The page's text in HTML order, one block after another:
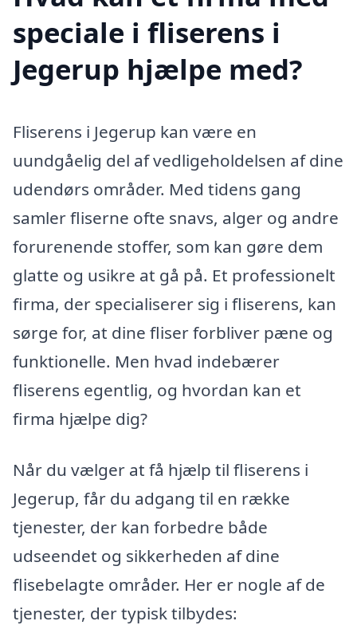
speciale i fliserens i
Jegerup hjælpe med?
Fliserens i Jegerup kan være en
uundgåelig del af vedligeholdelsen af dine
udendørs områder. Med tidens gang
samler fliserne ofte snavs, alger og andre
forurenende stoffer, som kan gøre dem
glatte og usikre at gå på. Et professionelt
firma, der specialiserer sig i fliserens, kan
sørge for, at dine fliser forbliver pæne og
funktionelle. Men hvad indebærer
fliserens egentlig, og hvordan kan et
firma hjælpe dig?
Når du vælger at få hjælp til fliserens i
Jegerup, får du adgang til en række
tjenester, der kan forbedre både
udseendet og sikkerheden af dine
flisebelagte områder. Her er nogle af de
tjenester, der typisk tilbydes: